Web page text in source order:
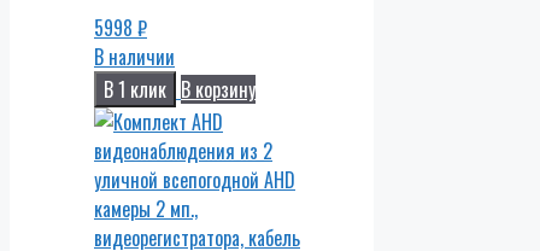
5998 ₽
В наличии
В 1 клик В корзину